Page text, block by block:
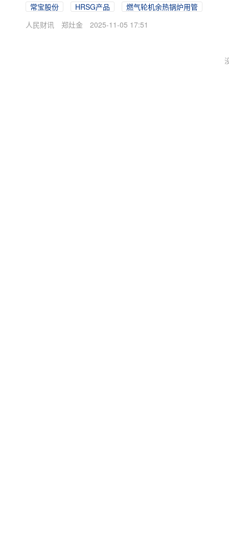
常宝股份 HRSG产品
燃气轮机余热锅炉用管
人民财讯
郑灶金 2025-11-05 17:51